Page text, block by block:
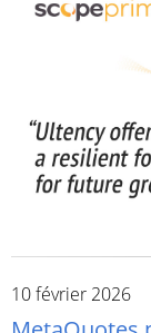
10 février 2026